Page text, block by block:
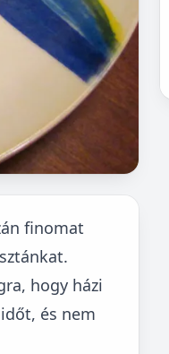
finomat
hogy házi
és nem